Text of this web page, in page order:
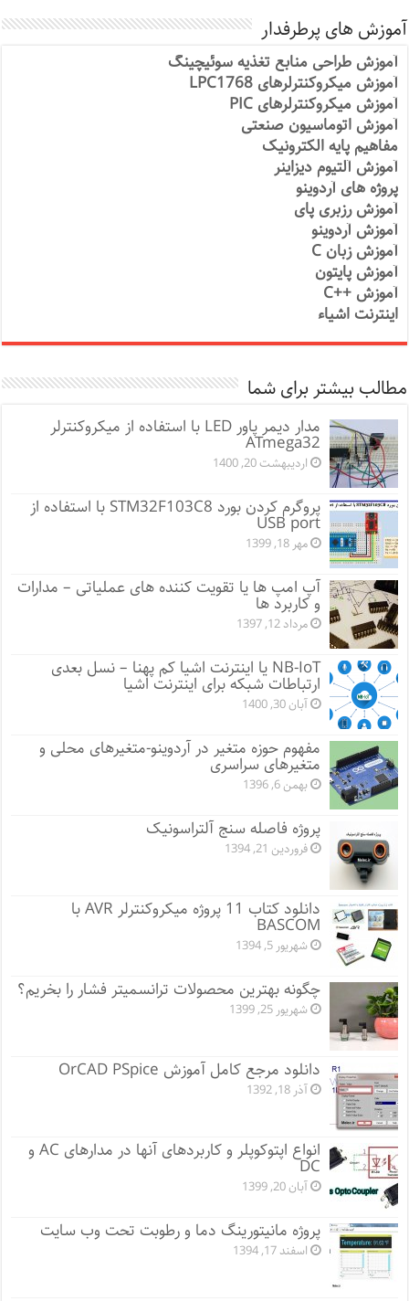
آموزش های پرطرفدار
آموزش طراحی منابع تغذیه سوئیچینگ
آموزش میکروکنترلرهای LPC1768
آموزش میکروکنترلرهای PIC
آموزش اتوماسیون صنعتی
مفاهیم پایه الکترونیک
آموزش آلتیوم دیزاینر
پروژه های آردوینو
آموزش رزبری پای
آموزش آردوینو
آموزش زبان C
آموزش پایتون
آموزش ++C
اینترنت اشیاء
مطالب بیشتر برای شما
مدار دیمر پاور LED با استفاده از میکروکنترلر
ATmega32
اردیبهشت 20, 1400
پروگرم کردن بورد STM32F103C8 با استفاده از
USB port
مهر 18, 1399
آپ امپ ها یا تقویت کننده های عملیاتی – مدارات
و کاربرد ها
مرداد 12, 1397
NB-IoT یا اینترنت اشیا کم پهنا – نسل بعدی
ارتباطات شبکه برای اینترنت اشیا
آبان 30, 1400
مفهوم حوزه متغیر در آردوینو-متغیرهای محلی و
متغیرهای سراسری
بهمن 6, 1396
پروژه فاصله سنج آلتراسونیک
فروردین 21, 1394
دانلود کتاب 11 پروژه میکروکنترلر AVR با
BASCOM
شهریور 5, 1394
چگونه بهترین محصولات ترانسمیتر فشار را بخریم؟
شهریور 25, 1399
دانلود مرجع کامل آموزش OrCAD PSpice
آذر 18, 1392
انواع اپتوکوپلر و کاربردهای آنها در مدارهای AC و
DC
آبان 20, 1399
پروژه مانيتورينگ دما و رطوبت تحت وب سایت
اسفند 17, 1394